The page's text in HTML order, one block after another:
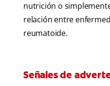
nutrición o
relación entre
reumatoide.
Señales de